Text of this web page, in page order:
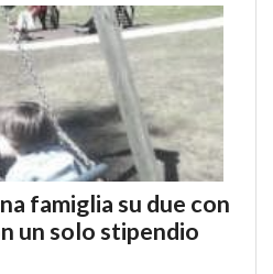
famiglia su due con
un solo stipendio